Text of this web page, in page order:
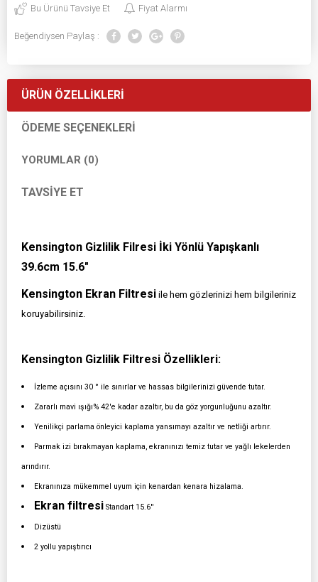
Bu Ürünü Tavsiye Et Fiyat Alarmı
Beğendiysen Paylaş :
ÜRÜN ÖZELLIKLERI
ÖDEME SEÇENEKLERI
YORUMLAR (0)
TAVSIYE ET
Kensington Gizlilik Filresi İki Yönlü Yapışkanlı
39.6cm 15.6"
Kensington Ekran Filtresi ile hem gözlerinizi hem bilgileriniz
koruyabilirsiniz.
Kensington Gizlilik Filtresi Özellikleri:
İzleme açısını 30 ° ile sınırlar ve hassas bilgilerinizi güvende tutar.
Zararlı mavi ışığı% 42'e kadar azaltır, bu da göz yorgunluğunu azaltır.
Yenilikçi parlama önleyici kaplama yansımayı azaltır ve netliği artırır.
Parmak izi bırakmayan kaplama, ekranınızı temiz tutar ve yağlı lekelerden
arındırır.
Ekranınıza mükemmel uyum için kenardan kenara hizalama.
Ekran filtresi Standart 15.6''
Dizüstü
2 yollu yapıştırıcı